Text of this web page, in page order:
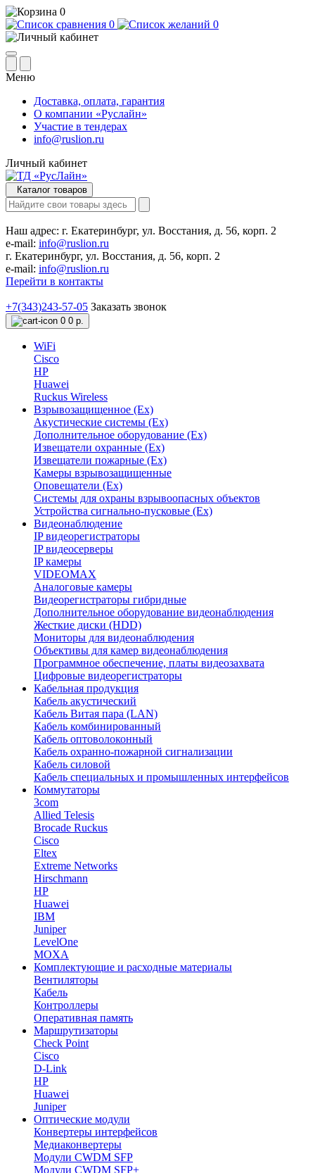
0
0
0
Меню
Доставка, оплата, гарантия
О компании «Руслайн»
Участие в тендерах
info@ruslion.ru
Личный кабинет
Каталог товаров
Наш адрес: г. Екатеринбург, ул. Восстания, д. 56, корп. 2
e-mail: info@ruslion.ru
г. Екатеринбург, ул. Восстания, д. 56, корп. 2
e-mail: info@ruslion.ru
Перейти в контакты
+7(343)243-57-05 Заказать звонок
0 0 р.
WiFi
Cisco
HP
Huawei
Ruckus Wireless
Взрывозащищенное (Ex)
Акустические системы (Ex)
Дополнительное оборудование (Ex)
Извещатели охранные (Ex)
Извещатели пожарные (Ex)
Камеры взрывозащищенные
Оповещатели (Ex)
Системы для охраны взрывоопасных объектов
Устройства сигнально-пусковые (Ex)
Видеонаблюдение
IP видеорегистраторы
IP видеосерверы
IP камеры
VIDEOMAX
Аналоговые камеры
Видеорегистраторы гибридные
Дополнительное оборудование видеонаблюдения
Жесткие диски (HDD)
Мониторы для видеонаблюдения
Объективы для камер видеонаблюдения
Программное обеспечение, платы видеозахвата
Цифровые видеорегистраторы
Кабельная продукция
Кабель акустический
Кабель Витая пара (LAN)
Кабель комбинированный
Кабель оптоволоконный
Кабель охранно-пожарной сигнализации
Кабель силовой
Кабель специальных и промышленных интерфейсов
Коммутаторы
3com
Allied Telesis
Brocade Ruckus
Cisco
Eltex
Extreme Networks
Hirschmann
HP
Huawei
IBM
Juniper
LevelOne
MOXA
Комплектующие и расходные материалы
Вентиляторы
Кабель
Контроллеры
Оперативная память
Маршрутизаторы
Check Point
Cisco
D-Link
HP
Huawei
Juniper
Оптические модули
Конвертеры интерфейсов
Медиаконвертеры
Модули CWDM SFP
Модули CWDM SFP+